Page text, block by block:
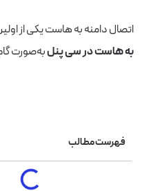
اتصال دامنه به هاست یکی از
به هاست در سی پنلبه‌صورت
فهرست مطالب